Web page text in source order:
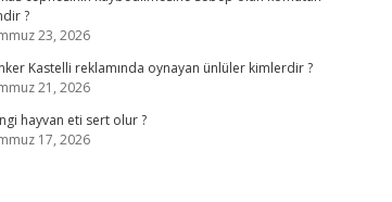
?
23, 2026
Kastelli reklamında oynayan ünlüler kimlerdir ?
21, 2026
hayvan eti sert olur ?
17, 2026